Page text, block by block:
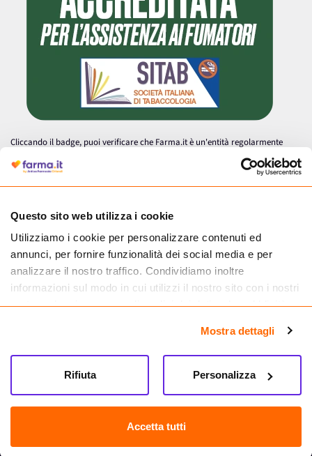
Questo sito web utilizza i cookie
Utilizziamo i cookie per personalizzare contenuti ed
annunci, per fornire funzionalità dei social media e per
analizzare il nostro traffico. Condividiamo inoltre
informazioni sul modo in cui utilizzi il nostro sito con i nostri
partner che si occupano di analisi dei dati web, pubblicità e
informazioni che hai fornito loro o che hanno raccolto dal
tuo utilizzo dei loro servizi.
Mostra dettagli
Accetta tutti
Personalizza
Rifiuta
Cliccando il badge, puoi verificare che Farma.it è un'entità regolarmente
autorizzata dal Ministero della Salute a effettuare la vendita online di
medicinali.
Farma.it S.a.s. P. IVA 07417261216 REA: NA-884088
CREDITS
Sede legale Via delle Repubbliche Marinare 128, 80147 Napoli